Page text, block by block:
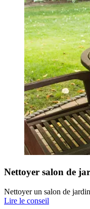
Nettoyer salon de
Nettoyer un salon de
Lire le conseil